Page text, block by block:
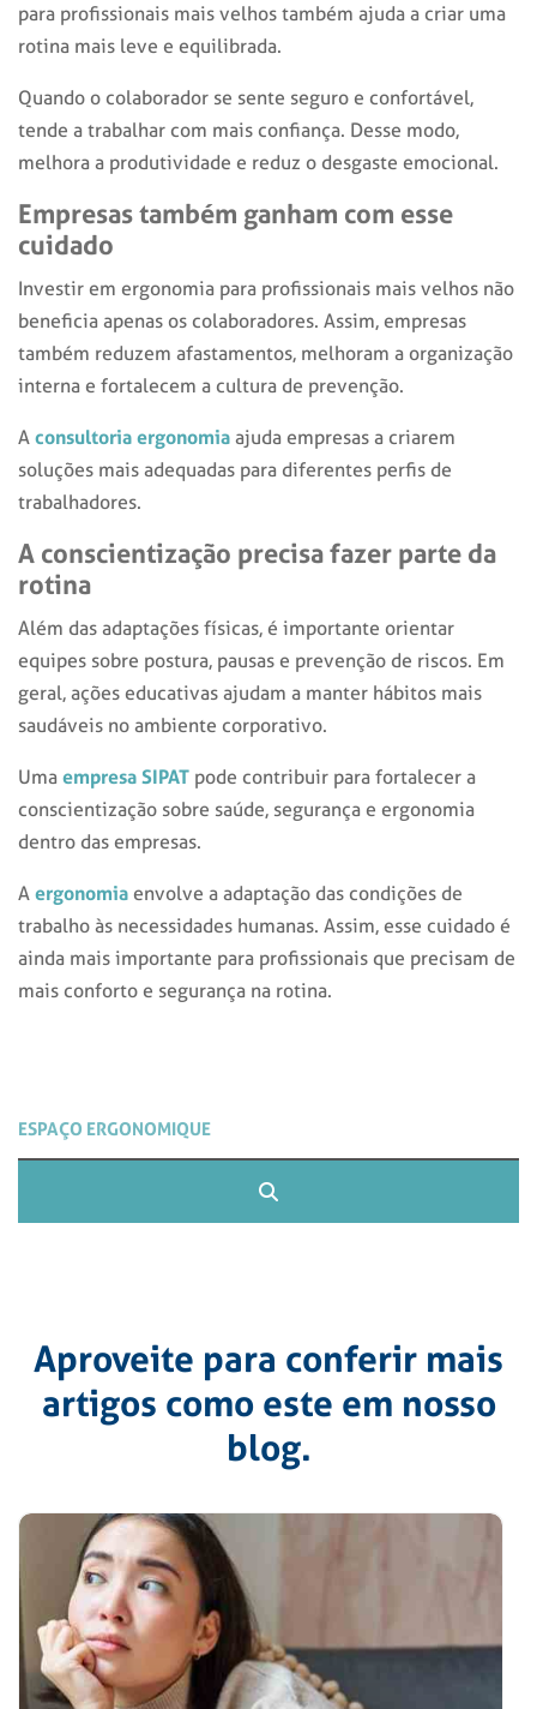
para profissionais mais velhos também ajuda a criar uma
rotina mais leve e equilibrada.
Quando o colaborador se sente seguro e confortável,
tende a trabalhar com mais confiança. Desse modo,
melhora a produtividade e reduz o desgaste emocional.
Empresas também ganham com esse
cuidado
Investir em ergonomia para profissionais mais velhos não
beneficia apenas os colaboradores. Assim, empresas
também reduzem afastamentos, melhoram a organização
interna e fortalecem a cultura de prevenção.
A consultoria ergonomia ajuda empresas a criarem
soluções mais adequadas para diferentes perfis de
trabalhadores.
A conscientização precisa fazer parte da
rotina
Além das adaptações físicas, é importante orientar
equipes sobre postura, pausas e prevenção de riscos. Em
geral, ações educativas ajudam a manter hábitos mais
saudáveis no ambiente corporativo.
Uma empresa SIPAT pode contribuir para fortalecer a
conscientização sobre saúde, segurança e ergonomia
dentro das empresas.
A ergonomia envolve a adaptação das condições de
trabalho às necessidades humanas. Assim, esse cuidado é
ainda mais importante para profissionais que precisam de
mais conforto e segurança na rotina.
Aproveite para conferir mais
artigos como este em nosso
blog.